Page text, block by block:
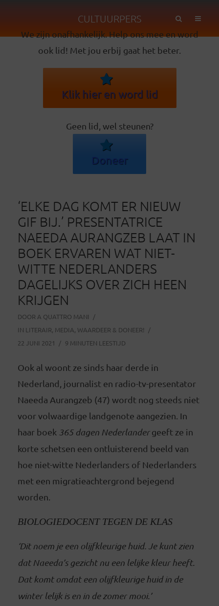
CULTUURPERS
We zijn onafhankelijk. Help ons mee en word
ook lid! Met jou erbij gaat het beter.
Klik hier en word lid
Geen lid, wel steunen?
Doneer
‘ELKE DAG KOMT ER NIEUW
GIF BIJ.’ PRESENTATRICE
NAEEDA AURANGZEB LAAT IN
BOEK ERVAREN WAT NIET-
WITTE NEDERLANDERS
DAGELIJKS OVER ZICH HEEN
KRIJGEN
DOOR A QUATTRO MANI
IN LITERAIR, MEDIA, WAARDEER & DONEER!
22 JUNI 2021
9 MINUTEN LEESTIJD
Ook al woont ze sinds haar derde in
Nederland, journalist en radio-tv-presentator
Naeeda Aurangzeb (47) wordt nog steeds niet
voor volwaardige landgenote aangezien. In
haar boek 365 dagen Nederlandergeeft ze in
korte schetsen een ontluisterend beeld van
hoe niet-witte Nederlanders of Nederlanders
met een migratieachtergrond bejegend
worden.
BIOLOGIEDOCENT TEGEN DE KLAS
‘Dit noem je een olijfkleurige huid. Je kunt zien
dat Naeeda’s gezicht nu een lelijke kleur heeft.
Dat komt omdat een olijfkleurige huid in de
winter lelijk is en in de zomer mooi.’